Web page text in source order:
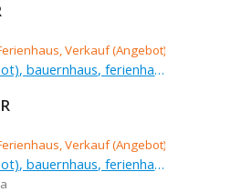
Verkauf (Angebot), bauernhaus, ferienhaus, 777 m
Verkauf (Angebot), bauernhaus, ferienhaus